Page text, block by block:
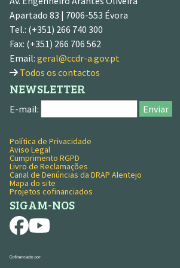
Apartado 83 | 7006-553 Évora
Tel.: (+351) 266 740 300
Fax: (+351) 266 706 562
Email: geral@ccdr-a.gov.pt
Todos os contactos
NEWSLETTER
E-mail: Enviar
MENU RODAPÉ
Política de Privacidade
Aviso Legal
Cumprimento RGPD
Livro de Reclamações
Canal de Denúncias da DRAP Alentejo
Mapa do site
Projetos cofinanciados
SIGAM-NOS